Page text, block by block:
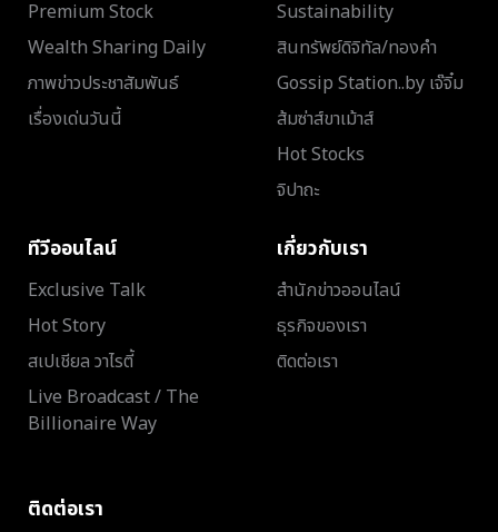
Premium Stock
Wealth Sharing Daily
ภาพข่าวประชาสัมพันธ์
เรื่องเด่นวันนี้
Sustainability
สินทรัพย์ดิจิทัล/ทองคำ
Gossip Station..by เจ๊จิ๋ม
ส้มซ่าส์ขาเม้าส์
Hot Stocks
จิปาถะ
ทีวีออนไลน์
Exclusive Talk
Hot Story
สเปเชียล วาไรตี้
Live Broadcast / The
Billionaire Way
เกี่ยวกับเรา
สำนักข่าวออนไลน์
ธุรกิจของเรา
ติดต่อเรา
ติดต่อเรา